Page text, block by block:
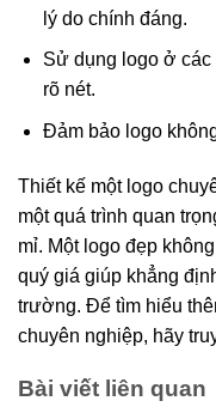
lý do chính đáng.
Sử dụng logo ở
rõ nét.
Đảm bảo logo
Thiết kế một logo
một quá trình quan
mỉ. Một logo đẹp
quý giá giúp khẳng
trường. Để tìm hiểu
chuyên nghiệp, hãy
Bài viết liên quan